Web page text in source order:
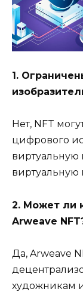
1.
Нет, NFT
цифрового
виртуальную
2. Может ли
Arweave
Да, Arweave
художникам